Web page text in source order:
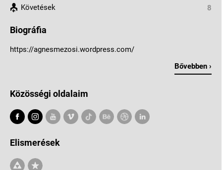
Követések
8
Biográfia
https://agnesmezosi.wordpress.com/
Bővebben ›
Közösségi oldalaim
Elismerések